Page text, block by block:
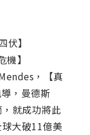
】
】
，【真
，曼德斯
就成功將此
大破11億美